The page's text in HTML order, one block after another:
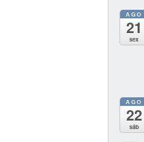
AGO
21
sex
AGO
22
sáb